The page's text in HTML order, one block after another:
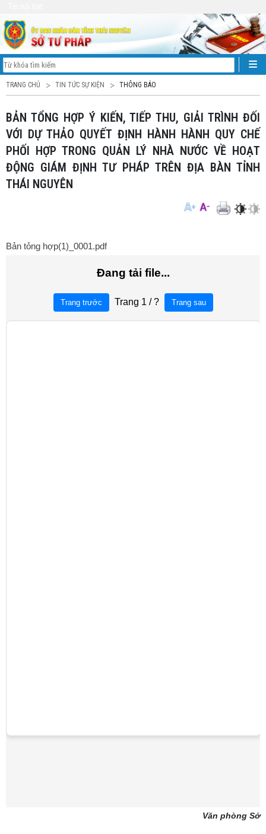
TRANG CHỦ TIN TỨC SỰ KIỆN THÔNG BÁO
BẢN TỔNG HỢP Ý KIẾN, TIẾP THU, GIẢI TRÌNH ĐỐI
VỚI DỰ THẢO QUYẾT ĐỊNH HÀNH HÀNH QUY CHẾ
PHỐI HỢP TRONG QUẢN LÝ NHÀ NƯỚC VỀ HOẠT
ĐỘNG GIÁM ĐỊNH TƯ PHÁP TRÊN ĐỊA BÀN TỈNH
THÁI NGUYÊN
Bản tỏng hợp(1)_0001.pdf
Văn phòng Sở